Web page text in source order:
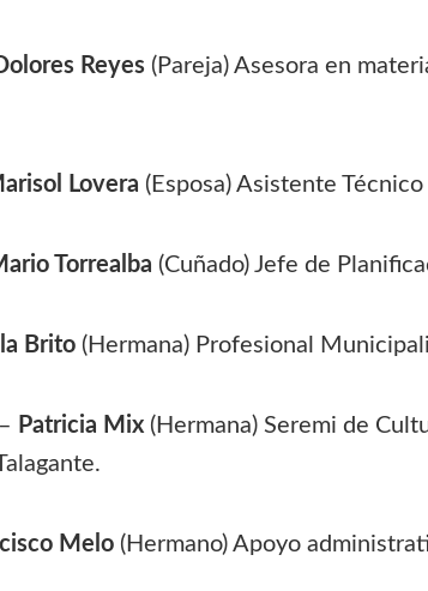
Reyes (Pareja) Asesora en
Lovera (Esposa) Asistente
Torrealba (Cuñado) Jefe de
Brito (Hermana) Profesional
Patricia Mix(Hermana) Seremi de
Melo (Hermano) Apoyo